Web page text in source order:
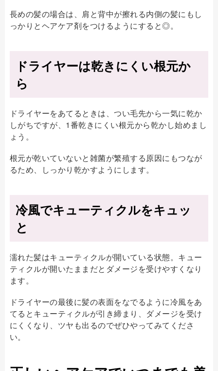
長めの髪の場合は、肩と背中が擦れる内側の髪にもし
っかりとヘアケア剤をつけるようにすると◎。
ドライヤーは乾きにくい根元か
ら
ドライヤーをあてるときは、つい毛先から一気に乾か
しがちですが、1番乾きにくい根元から乾かし始めまし
ょう。
根元が乾いていないと雑菌が繁殖する原因にもつなが
るため、しっかり乾かすようにします。
冷風でキューティクルをキュッ
と
濡れた髪はキューティクルが開いている状態。キュー
ティクルが開いたままだとダメージを受けやすくなり
ます。
ドライヤーの最後に髪の表面をなでるように冷風をあ
てるとキューティクルが引き締まり、ダメージを受け
にくくなり、ツヤも出るのでぜひやってみてくださ
い。